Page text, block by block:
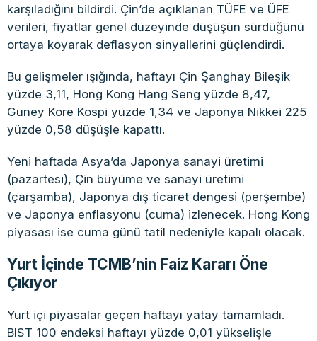
karşıladığını bildirdi. Çin’de açıklanan TÜFE ve ÜFE
verileri, fiyatlar genel düzeyinde düşüşün sürdüğünü
ortaya koyarak deflasyon sinyallerini güçlendirdi.
Bu gelişmeler ışığında, haftayı Çin Şanghay Bileşik
yüzde 3,11, Hong Kong Hang Seng yüzde 8,47,
Güney Kore Kospi yüzde 1,34 ve Japonya Nikkei 225
yüzde 0,58 düşüşle kapattı.
Yeni haftada Asya’da Japonya sanayi üretimi
(pazartesi), Çin büyüme ve sanayi üretimi
(çarşamba), Japonya dış ticaret dengesi (perşembe)
ve Japonya enflasyonu (cuma) izlenecek. Hong Kong
piyasası ise cuma günü tatil nedeniyle kapalı olacak.
Yurt İçinde TCMB’nin Faiz Kararı Öne
Çıkıyor
Yurt içi piyasalar geçen haftayı yatay tamamladı.
BIST 100 endeksi haftayı yüzde 0,01 yükselişle